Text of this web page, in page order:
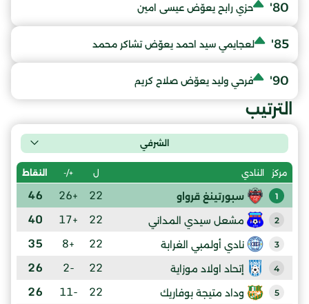
80' حزي رابح يعوّض عيسى امين
85' لعجايمي سيد احمد يعوّض تشاكر محمد
90' فرحي وليد يعوّض صلاح كريم
الترتيب
الشرفي
مركز النادي ل +/- النقاط
1 سبورتينغ قرواو 22
+26
46
2 مشعل سيدي المداني 22
+17
40
3 نادي أولمبي الغرابة 22
+8
35
4 إتحاد اولاد موزاية 22
-2
26
5 وداد متيجة بوفاريك 22
-11
26